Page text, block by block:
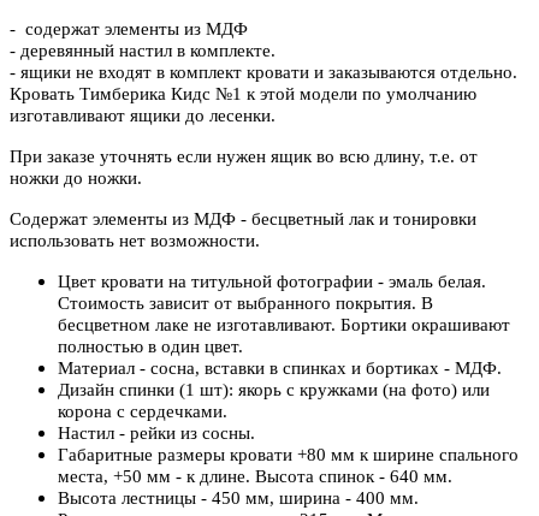
- содержат элементы из МДФ
- деревянный настил в комплекте.
- ящики не входят в комплект кровати и заказываются отдельно.
Кровать Тимберика Кидс №1 к этой модели по умолчанию
изготавливают ящики до лесенки.
При заказе уточнять если нужен ящик во всю длину, т.е. от
ножки до ножки.
Содержат элементы из МДФ - бесцветный лак и тонировки
использовать нет возможности.
Цвет кровати на титульной фотографии - эмаль белая.
Стоимость зависит от выбранного покрытия. В
бесцветном лаке не изготавливают. Бортики окрашивают
полностью в один цвет.
Материал - сосна, вставки в спинках и бортиках - МДФ.
Дизайн спинки (1 шт): якорь с кружками (на фото) или
корона с сердечками.
Настил - рейки из сосны.
Габаритные размеры кровати +80 мм к ширине спального
места, +50 мм - к длине. Высота спинок - 640 мм.
Высота лестницы - 450 мм, ширина - 400 мм.